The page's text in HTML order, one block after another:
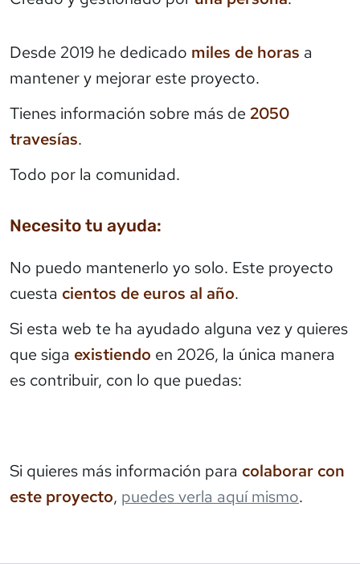
Desde 2019 he dedicado miles de horas a
mantener y mejorar este proyecto.
Tienes información sobre más de 2050
travesías.
Todo por la comunidad.
Necesito tu ayuda:
No puedo mantenerlo yo solo. Este proyecto
cuesta cientos de euros al año.
Si esta web te ha ayudado alguna vez y quieres
que siga existiendo en 2026, la única manera
es contribuir, con lo que puedas:
Si quieres más información para colaborar con
este proyecto, puedes verla aquí mismo.